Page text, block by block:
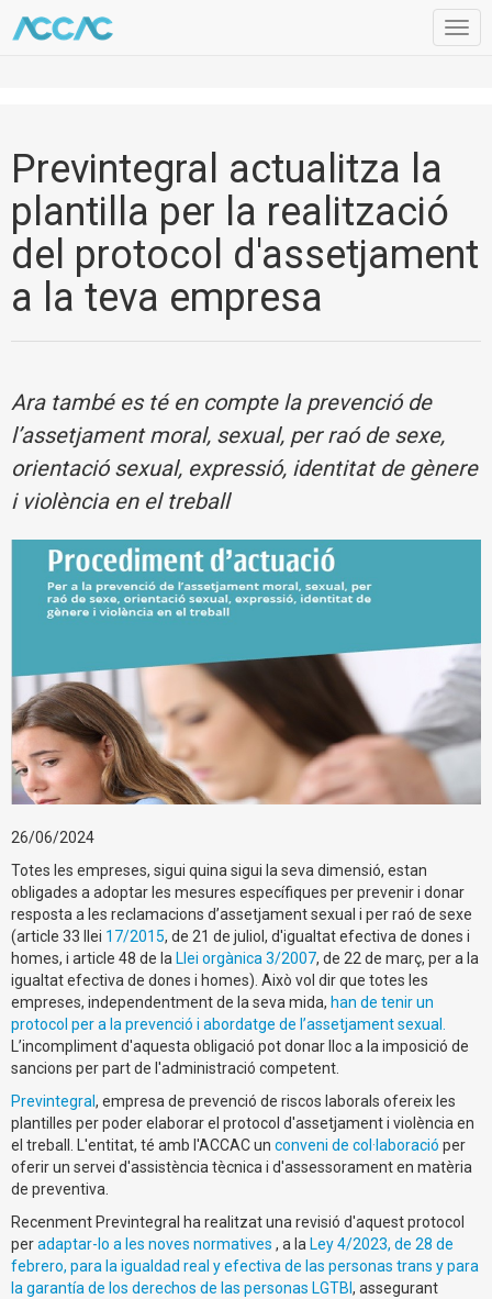
Previntegral actualitza la
plantilla per la realització
del protocol d'assetjament
a la teva empresa
Ara també es té en compte la prevenció de
l’assetjament moral, sexual, per raó de sexe,
orientació sexual, expressió, identitat de gènere
i violència en el treball
26/06/2024
Totes les empreses, sigui quina sigui la seva dimensió, estan
obligades a adoptar les mesures específiques per prevenir i donar
resposta a les reclamacions d’assetjament sexual i per raó de sexe
(article 33 llei 17/2015, de 21 de juliol, d'igualtat efectiva de dones i
homes, i article 48 de la Llei orgànica 3/2007, de 22 de març, per a la
igualtat efectiva de dones i homes). Això vol dir que totes les
empreses, independentment de la seva mida, han de tenir un
protocol per a la prevenció i abordatge de l’assetjament sexual
L’incompliment d'aquesta obligació pot donar lloc a la imposició de
sancions per part de l'administració competent.
Previntegral , empresa de prevenció de riscos laborals ofereix les
plantilles per poder elaborar el protocol d'assetjament i violència en
el treball. L'entitat, té amb l'ACCAC un conveni de col·laboració per
oferir un servei d'assistència tècnica i d'assessorament en matèria
de preventiva.
Recenment Previntegral ha realitzat una revisió d'aquest protocol
peradaptar-lo a les noves normatives , a la Ley 4/2023, de 28 de
febrero, para la igualdad real y efectiva de las personas trans y para
la garantía de los derechos de las personas LGTBI , assegurant